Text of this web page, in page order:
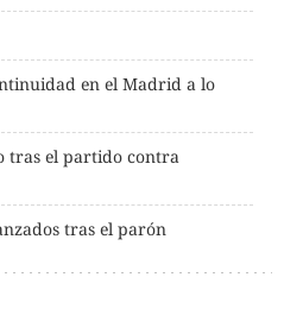
en el Madrid a lo
tras el partido contra
tras el parón